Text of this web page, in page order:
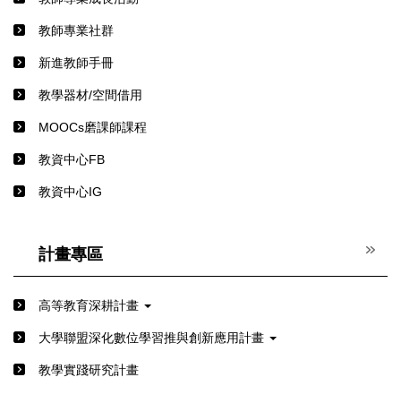
教師專業社群
新進教師手冊
教學器材/空間借用
MOOCs磨課師課程
教資中心FB
教資中心IG
計畫專區
高等教育深耕計畫
⼤學聯盟深化數位學習推與創新應⽤計畫
教學實踐研究計畫